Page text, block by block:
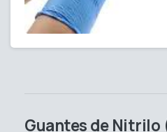
Guantes de Nitrilo